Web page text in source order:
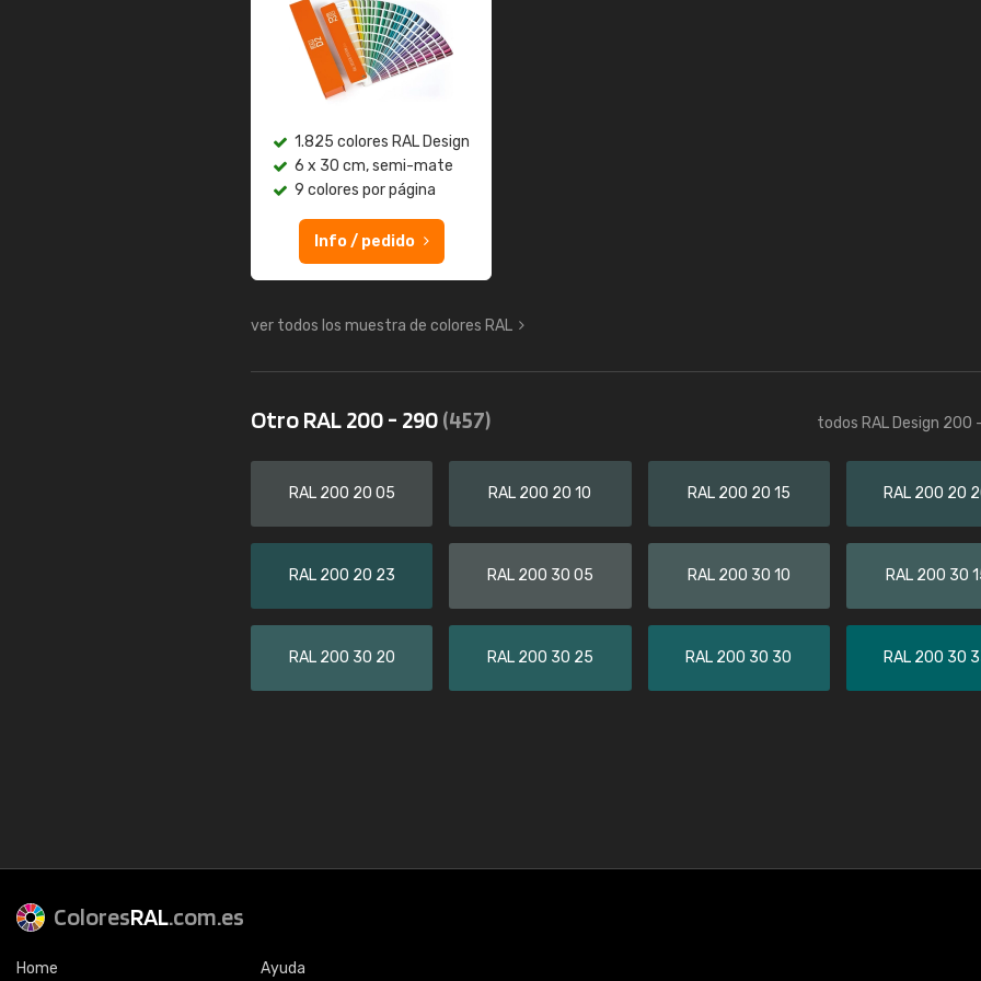
1.825 colores RAL Design
6 x 30 cm, semi-mate
9 colores por página
Info / pedido
ver todos los muestra de colores RAL
Otro RAL 200 - 290(457) todos RAL Design 200
RAL 200 20 05 RAL 200 20 10 RAL 200 20 15 RAL 200 20
RAL 200 20 23 RAL 200 30 05 RAL 200 30 10 RAL 200 30
RAL 200 30 20 RAL 200 30 25 RAL 200 30 30 RAL 200 30
ColoresRAL.com.es
Home Ayuda